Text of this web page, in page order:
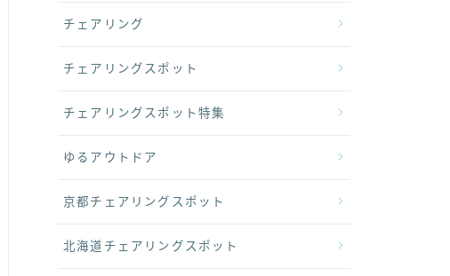
チェアリング
チェアリングスポット
チェアリングスポット特集
ゆるアウトドア
京都チェアリングスポット
北海道チェアリングスポット